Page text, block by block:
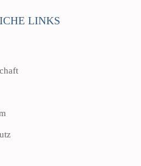
LINKS